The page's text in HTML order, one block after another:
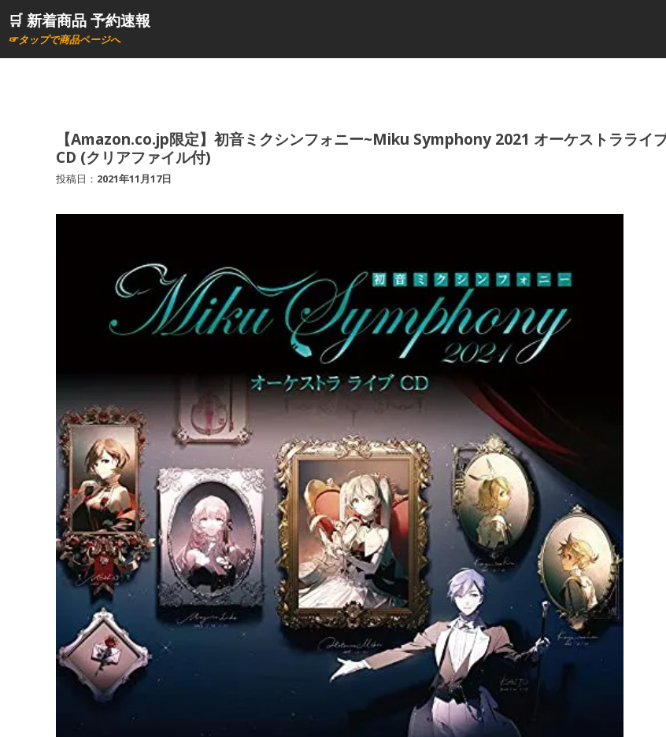
ン🛒 新着商品 予約速報
☞タップで商品ページへ
【Amazon.co.jp限定】初音ミクシンフォニー~Miku Symphony 2021 オーケストラライ
CD (クリアファイル付)
投稿日： 2021年11月17日